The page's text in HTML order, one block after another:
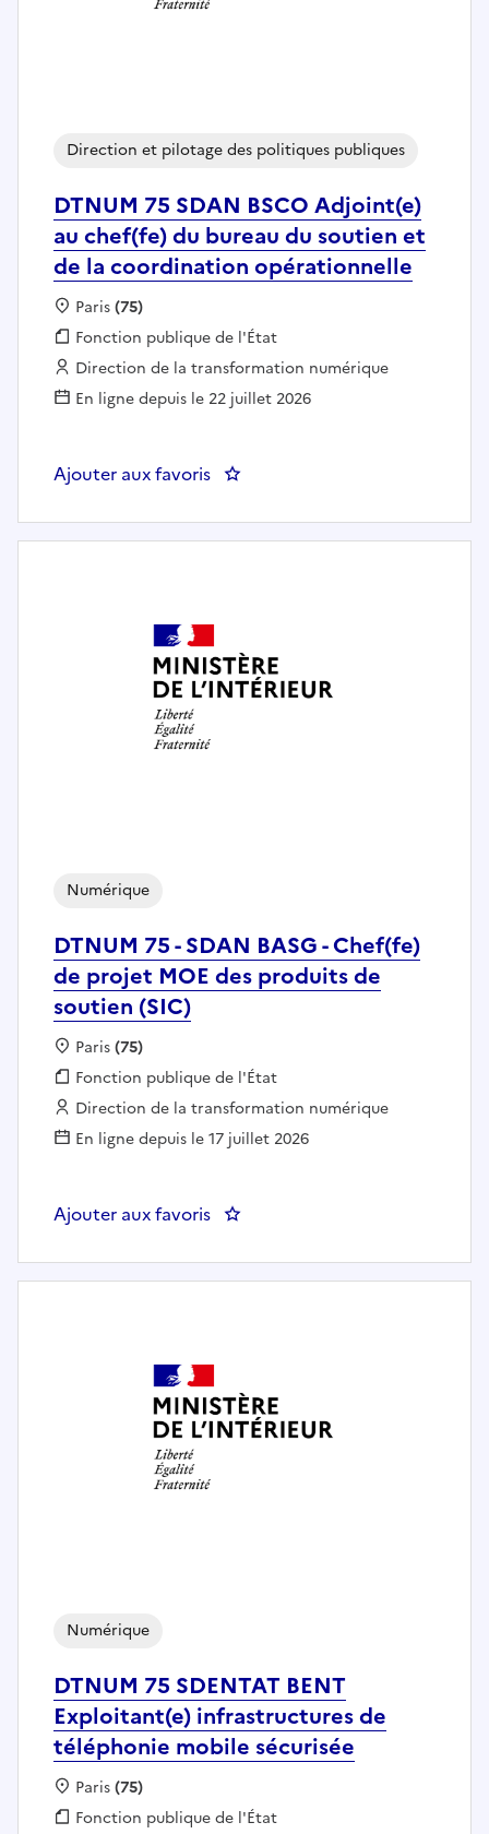
DTNUM 75 SDAN BSCO Adjoint(e)
au chef(fe) du bureau du soutien et
de la coordination opérationnelle
Direction et pilotage des politiques publiques
Localisation :
Paris(75)
Fonction publique :
Fonction publique de l'État
Employeur :
Direction de la transformation numérique
En ligne depuis le 22 juillet 2026
Ajouter aux favoris : DTNUM 75 SDAN BSCO
DTNUM 75 - SDAN BASG - Chef(fe)
de projet MOE des produits de
soutien (SIC)
Numérique
Localisation :
Paris(75)
Fonction publique :
Fonction publique de l'État
Employeur :
Direction de la transformation numérique
En ligne depuis le 17 juillet 2026
Ajouter aux favoris : DTNUM 75 - SDAN BASG -
DTNUM 75 SDENTAT BENT
Exploitant(e) infrastructures de
téléphonie mobile sécurisée
Numérique
Localisation :
Paris(75)
Fonction publique :
Fonction publique de l'État